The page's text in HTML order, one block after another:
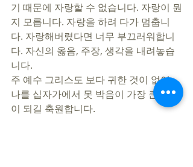
기 때문에 자랑할 수 없습니다. 자랑이 뭔
지 모릅니다. 자랑을 하려 다가 멈춥니
다. 자랑해버렸다면 너무 부끄러워합니
다. 자신의 옳음, 주장, 생각을 내려놓습
니다.
주 예수 그리스도 보다 귀한 것이 없어,
나를 십자가에서 못 박음이 가장 큰 기쁨
이 되길 축원합니다.